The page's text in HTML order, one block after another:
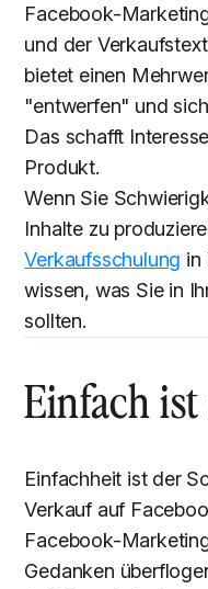
Facebook-
und der
bietet einen
"entwerfen" und
Das schafft
Produkt.
Wenn Sie
Inhalte zu
Verkaufsschulung in
wissen, was Sie in
sollten.
Einfach
Einfachheit ist der
Verkauf auf
Facebook-
Gedanken